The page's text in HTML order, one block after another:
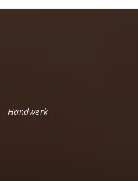
- Handwerk -